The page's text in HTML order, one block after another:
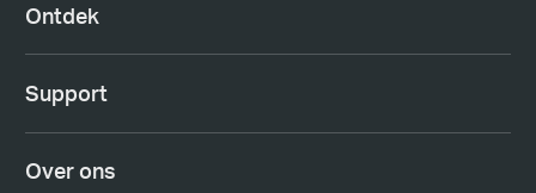
Ontdek
Support
Over ons